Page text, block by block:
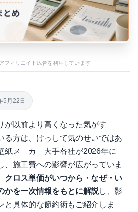
フィリエイト広告を利用しています
5月22日
が以前より高くなった気がす
る方は、けっして気のせいではあ
紙メーカー大手各社が2026年に
、施工費への影響が広がっていま
クロス単価がいつから・なぜ・い
かを一次情報をもとに解説し、影
と具体的な節約術もご紹介しま